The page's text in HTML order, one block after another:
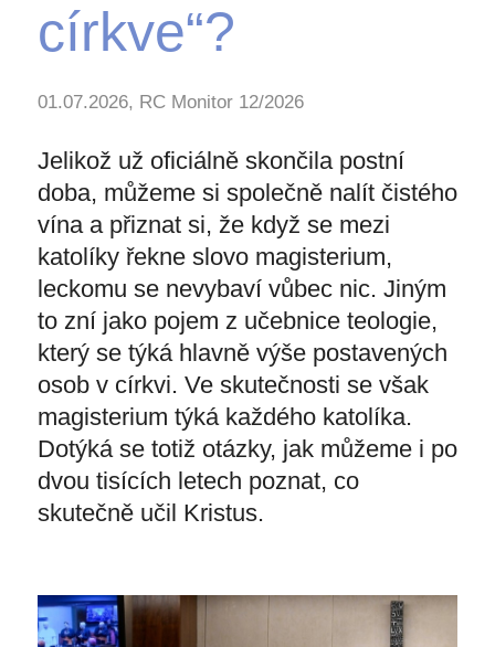
církve“?
01.07.2026, RC Monitor 12/2026
Jelikož už oficiálně skončila postní
doba, můžeme si společně nalít čistého
vína a přiznat si, že když se mezi
katolíky řekne slovo magisterium,
leckomu se nevybaví vůbec nic. Jiným
to zní jako pojem z učebnice teologie,
který se týká hlavně výše postavených
osob v církvi. Ve skutečnosti se však
magisterium týká každého katolíka.
Dotýká se totiž otázky, jak můžeme i po
dvou tisících letech poznat, co
skutečně učil Kristus.